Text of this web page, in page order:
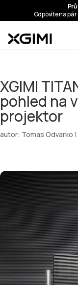
XGIMI
pohled na
projektor
autor: Tomas Odvarko |